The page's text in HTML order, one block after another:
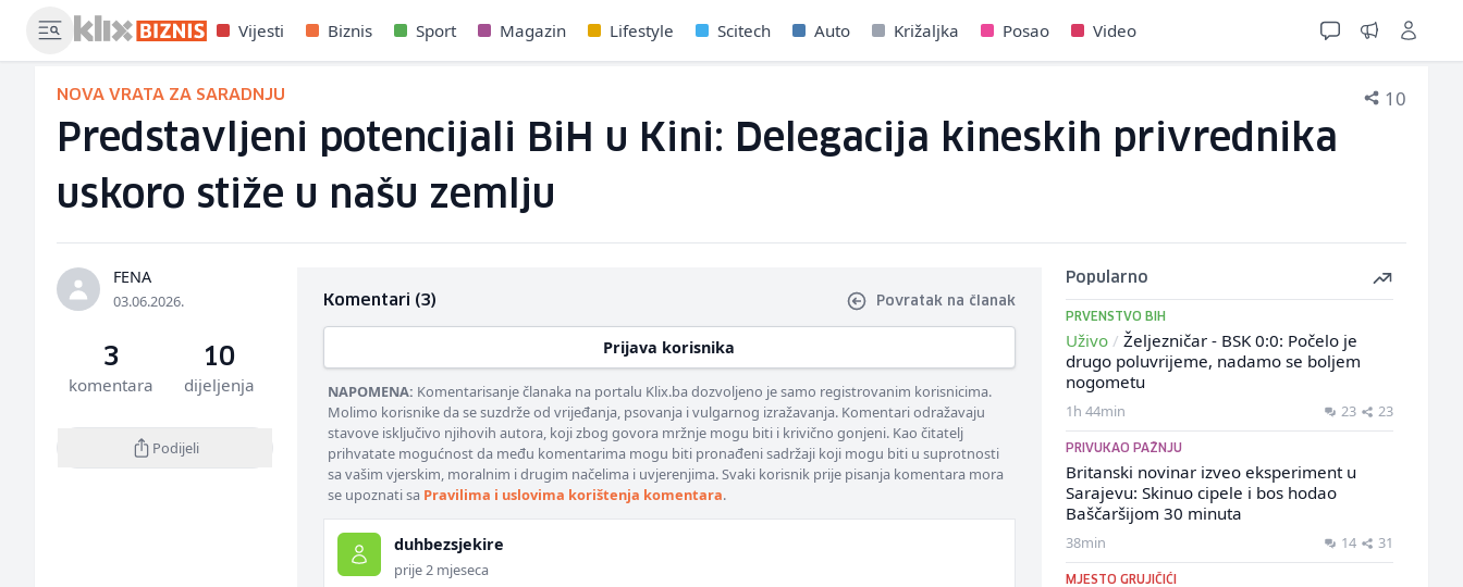
Vijesti Biznis Sport Magazin Lifestyle Scitech Auto Križaljka Posao Video
NOVA VRATA ZA SARADNJU 10
Predstavljeni potencijali BiH u Kini: Delegacija kineskih privrednika
uskoro stiže u našu zemlju
FENA
03.06.2026.
3
komentara
10
dijeljenja
Podijeli
Komentari (3) Povratak na članak
Prijava korisnika
NAPOMENA: Komentarisanje članaka na portalu Klix.ba dozvoljeno je samo registrovanim korisnicima.
Molimo korisnike da se suzdrže od vrijeđanja, psovanja i vulgarnog izražavanja. Komentari odražavaju
stavove isključivo njihovih autora, koji zbog govora mržnje mogu biti i krivično gonjeni. Kao čitatelj
prihvatate mogućnost da među komentarima mogu biti pronađeni sadržaji koji mogu biti u suprotnosti
sa vašim vjerskim, moralnim i drugim načelima i uvjerenjima. Svaki korisnik prije pisanja komentara mora
se upoznati sa Pravilima i uslovima korištenja komentara.
duhbezsjekire
prije 2 mjeseca
Popularno
PRVENSTVO BIH
Uživo / Željezničar - BSK 0:0: Počelo je
drugo poluvrijeme, nadamo se boljem
nogometu
1h 44min 23 23
PRIVUKAO PAŽNJU
Britanski novinar izveo eksperiment u
Sarajevu: Skinuo cipele i bos hodao
Baščaršijom 30 minuta
38min 14 31
MJESTO GRUJIČIĆI